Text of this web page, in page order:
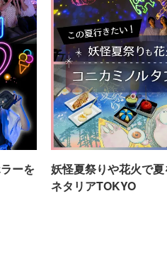
ーを
妖怪夏祭りや花火で
ネタリアTOKYO